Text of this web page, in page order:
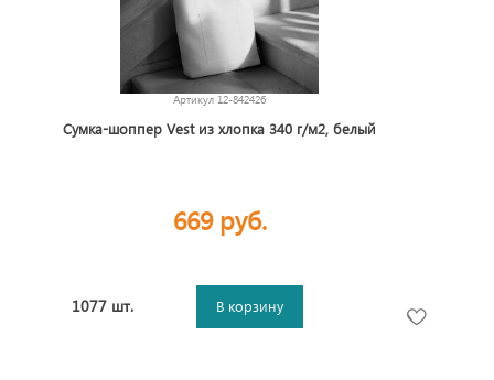
Артикул 12-842426
Сумка-шоппер Vest из хлопка 340 г/м2, белый
669 руб.
1077 шт. В корзину